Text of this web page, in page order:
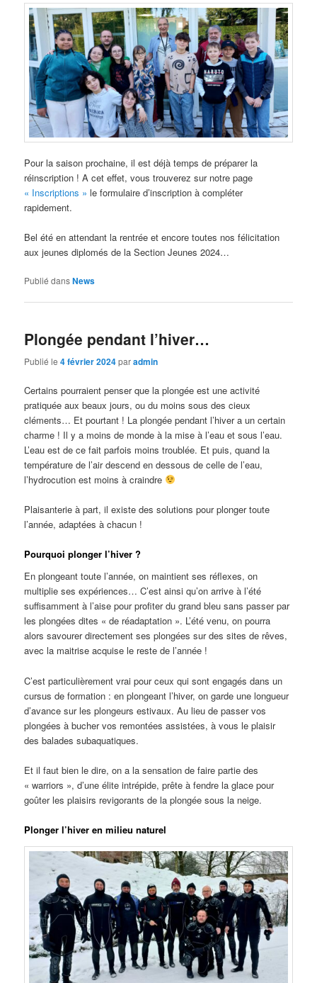
Pour la saison prochaine, il est déjà temps de préparer la
réinscription ! A cet effet, vous trouverez sur notre page
« Inscriptions » le formulaire d’inscription à compléter
rapidement.
Bel été en attendant la rentrée et encore toutes nos félicitation
aux jeunes diplomés de la Section Jeunes 2024…
Publié dansNews
Plongée pendant l’hiver…
Publié le4 février 2024paradmin
Certains pourraient penser que la plongée est une activité
pratiquée aux beaux jours, ou du moins sous des cieux
cléments… Et pourtant ! La plongée pendant l’hiver a un certain
charme ! Il y a moins de monde à la mise à l’eau et sous l’eau.
L’eau est de ce fait parfois moins troublée. Et puis, quand la
température de l’air descend en dessous de celle de l’eau,
l’hydrocution est moins à craindre
Plaisanterie à part, il existe des solutions pour plonger toute
l’année, adaptées à chacun !
Pourquoi plonger l’hiver ?
En plongeant toute l’année, on maintient ses réflexes, on
multiplie ses expériences… C’est ainsi qu’on arrive à l’été
suffisamment à l’aise pour profiter du grand bleu sans passer par
les plongées dites « de réadaptation ». L’été venu, on pourra
alors savourer directement ses plongées sur des sites de rêves,
avec la maitrise acquise le reste de l’année !
C’est particulièrement vrai pour ceux qui sont engagés dans un
cursus de formation : en plongeant l’hiver, on garde une longueur
d’avance sur les plongeurs estivaux. Au lieu de passer vos
plongées à bucher vos remontées assistées, à vous le plaisir
des balades subaquatiques.
Et il faut bien le dire, on a la sensation de faire partie des
« warriors », d’une élite intrépide, prête à fendre la glace pour
goûter les plaisirs revigorants de la plongée sous la neige.
Plonger l’hiver en milieu naturel